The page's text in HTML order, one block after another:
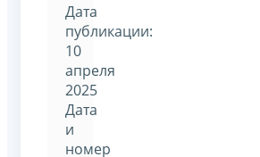
Дата
публикации:
10
апреля
2025
Дата
и
номер